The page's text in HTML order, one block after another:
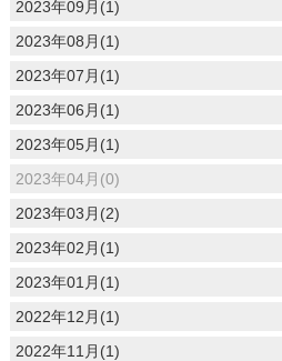
2023年09月(1)
2023年08月(1)
2023年07月(1)
2023年06月(1)
2023年05月(1)
2023年04月(0)
2023年03月(2)
2023年02月(1)
2023年01月(1)
2022年12月(1)
2022年11月(1)